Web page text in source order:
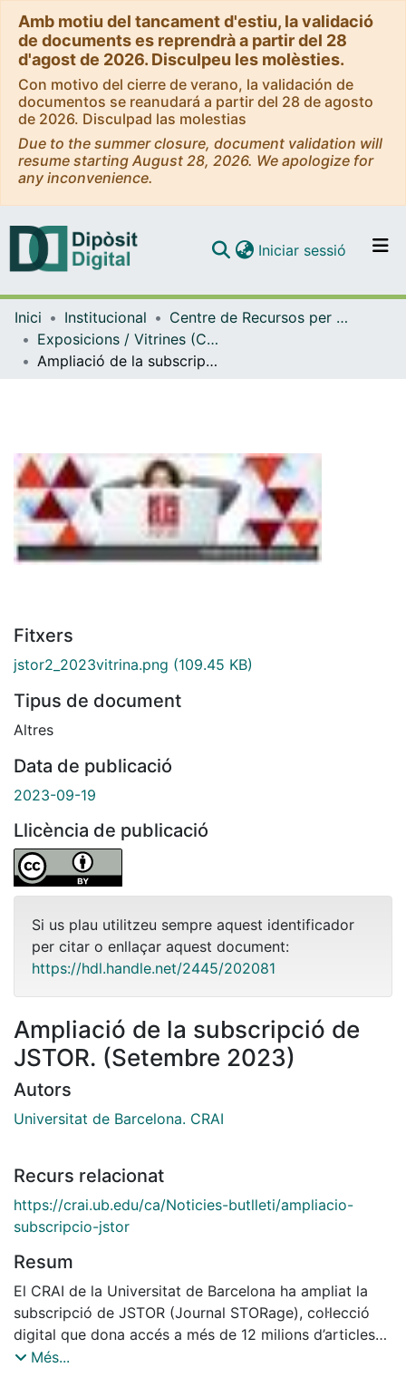
Amb motiu del tancament d'estiu, la validació
de documents es reprendrà a partir del 28
d'agost de 2026. Disculpeu les molèsties.
Con motivo del cierre de verano, la validación de
documentos se reanudará a partir del 28 de agosto
de 2026. Disculpad las molestias
Due to the summer closure, document validation will
resume starting August 28, 2026. We apologize for
any inconvenience.
Navega per tot el DD
Com publicar
Iniciar sessió (current)
Inici Institucional
Centre de Recursos per a l'Aprenentatge i la Investigació (CRAI-UB) - Institucional
Exposicions / Vitrines (CRAI-UB)
Ampliació de la subscripció de JSTOR. (Setembre 2023)
Fitxers
jstor2_2023vitrina.png (109.45 KB)
Tipus de document
Altres
Data de publicació
2023-09-19
Llicència de publicació
Si us plau utilitzeu sempre aquest identificador
per citar o enllaçar aquest document:
https://hdl.handle.net/2445/202081
Ampliació de la subscripció de
JSTOR. (Setembre 2023)
Autors
Universitat de Barcelona. CRAI
Recurs relacionat
https://crai.ub.edu/ca/Noticies-butlleti/ampliacio-
subscripcio-jstor
Resum
El CRAI de la Universitat de Barcelona ha ampliat la
subscripció de JSTOR (Journal STORage), col·lecció
digital que dona accés a més de 12 milions d’articles
de revista, llibres, imatges i fonts primàries de 75
Més...